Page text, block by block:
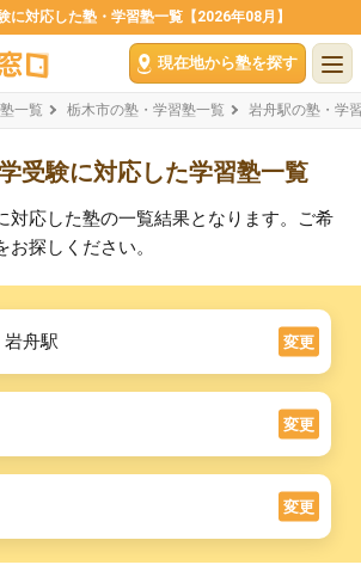
に対応した塾・学習塾一覧【2026年08月】
現在地から塾を探す
一覧 栃木市の塾・学習塾一覧 岩舟駅の塾・学
受験に対応した学習塾一覧
対応した塾の一覧結果となります。ご希
探しください。
岩舟駅 変更
変更
変更